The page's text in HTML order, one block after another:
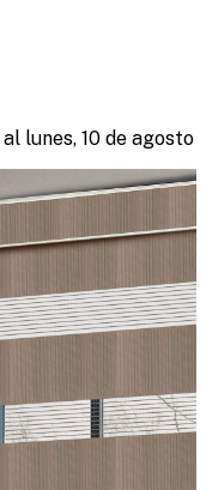
al lunes, 10 de agosto